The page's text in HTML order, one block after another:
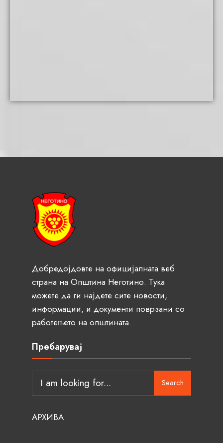
Добредојдовте на официјалната веб
страна на Општина Неготино. Тука
можете да ги најдете сите новости,
информации, и документи поврзани со
работењето на општината.
Пребарувај
Search
АРХИВА